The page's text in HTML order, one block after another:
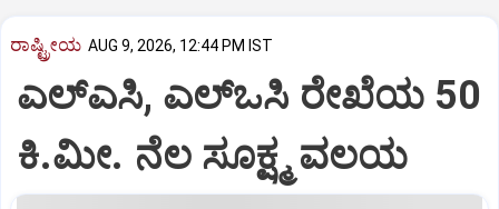
ರಾಷ್ಟ್ರೀಯ AUG 9, 2026, 12:44 PM IST
ಎಲ್‌ಎಸಿ, ಎಲ್‌ಒಸಿ ರೇಖೆಯ 50
ಕಿ.ಮೀ. ನೆಲ ಸೂಕ್ಷ್ಮ ವಲಯ